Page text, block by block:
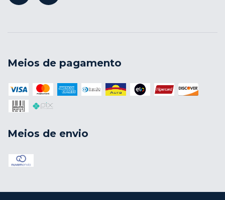
Meios de pagamento
Meios de envio